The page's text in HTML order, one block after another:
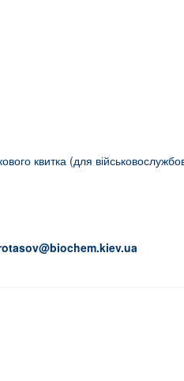
квитка (для
@biochem.kiev.ua